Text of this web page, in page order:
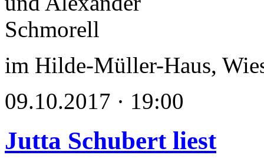
im Hilde-Müller-Haus,
09.10.2017 · 19:00
Jutta Schubert liest